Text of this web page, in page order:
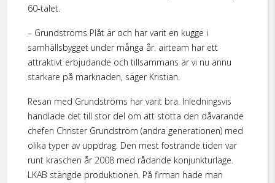
60-talet.
– Grundströms Plåt är och har varit en kugge i
samhällsbygget under många år. airteam har ett
attraktivt erbjudande och tillsammans är vi nu ännu
starkare på marknaden, säger Kristian.
Resan med Grundströms har varit bra. Inledningsvis
handlade det till stor del om att stötta den dåvarande
chefen Christer Grundström (andra generationen) med
olika typer av uppdrag. Den mest fostrande tiden var
runt kraschen år 2008 med rådande konjunkturläge.
LKAB stängde produktionen. På firman hade man